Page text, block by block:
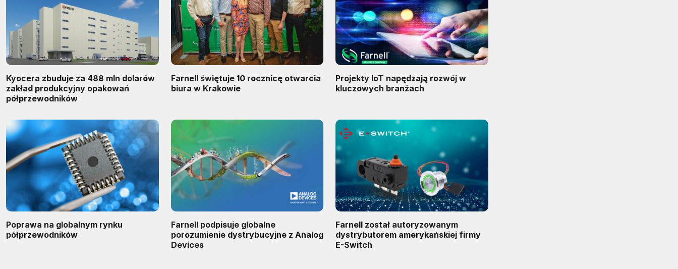
Kyocera zbuduje za 488 mln dolarów
zakład produkcyjny opakowań
półprzewodników
Farnell świętuje 10 rocznicę otwarcia
biura w Krakowie
Projekty IoT napędzają rozwój w
kluczowych branżach
Poprawa na globalnym rynku
półprzewodników
Farnell podpisuje globalne
porozumienie dystrybucyjne z Analog
Devices
Farnell został autoryzowanym
dystrybutorem amerykańskiej firmy
E-Switch